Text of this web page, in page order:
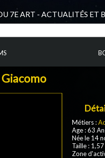
7E ART - ACTUALITÉS ET
Giacomo
Métiers :
Age : 63
Née le 14
Taille : 1,57
Zone